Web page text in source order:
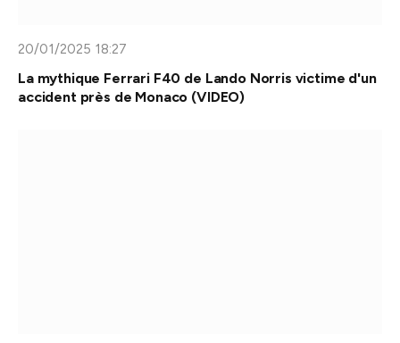
20/01/2025 18:27
La mythique Ferrari F40 de Lando Norris victime d'un
accident près de Monaco (VIDEO)